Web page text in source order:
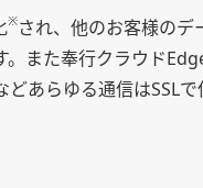
※され、他のお客様のデ
。また奉行クラウド
あらゆる通信はSSLで